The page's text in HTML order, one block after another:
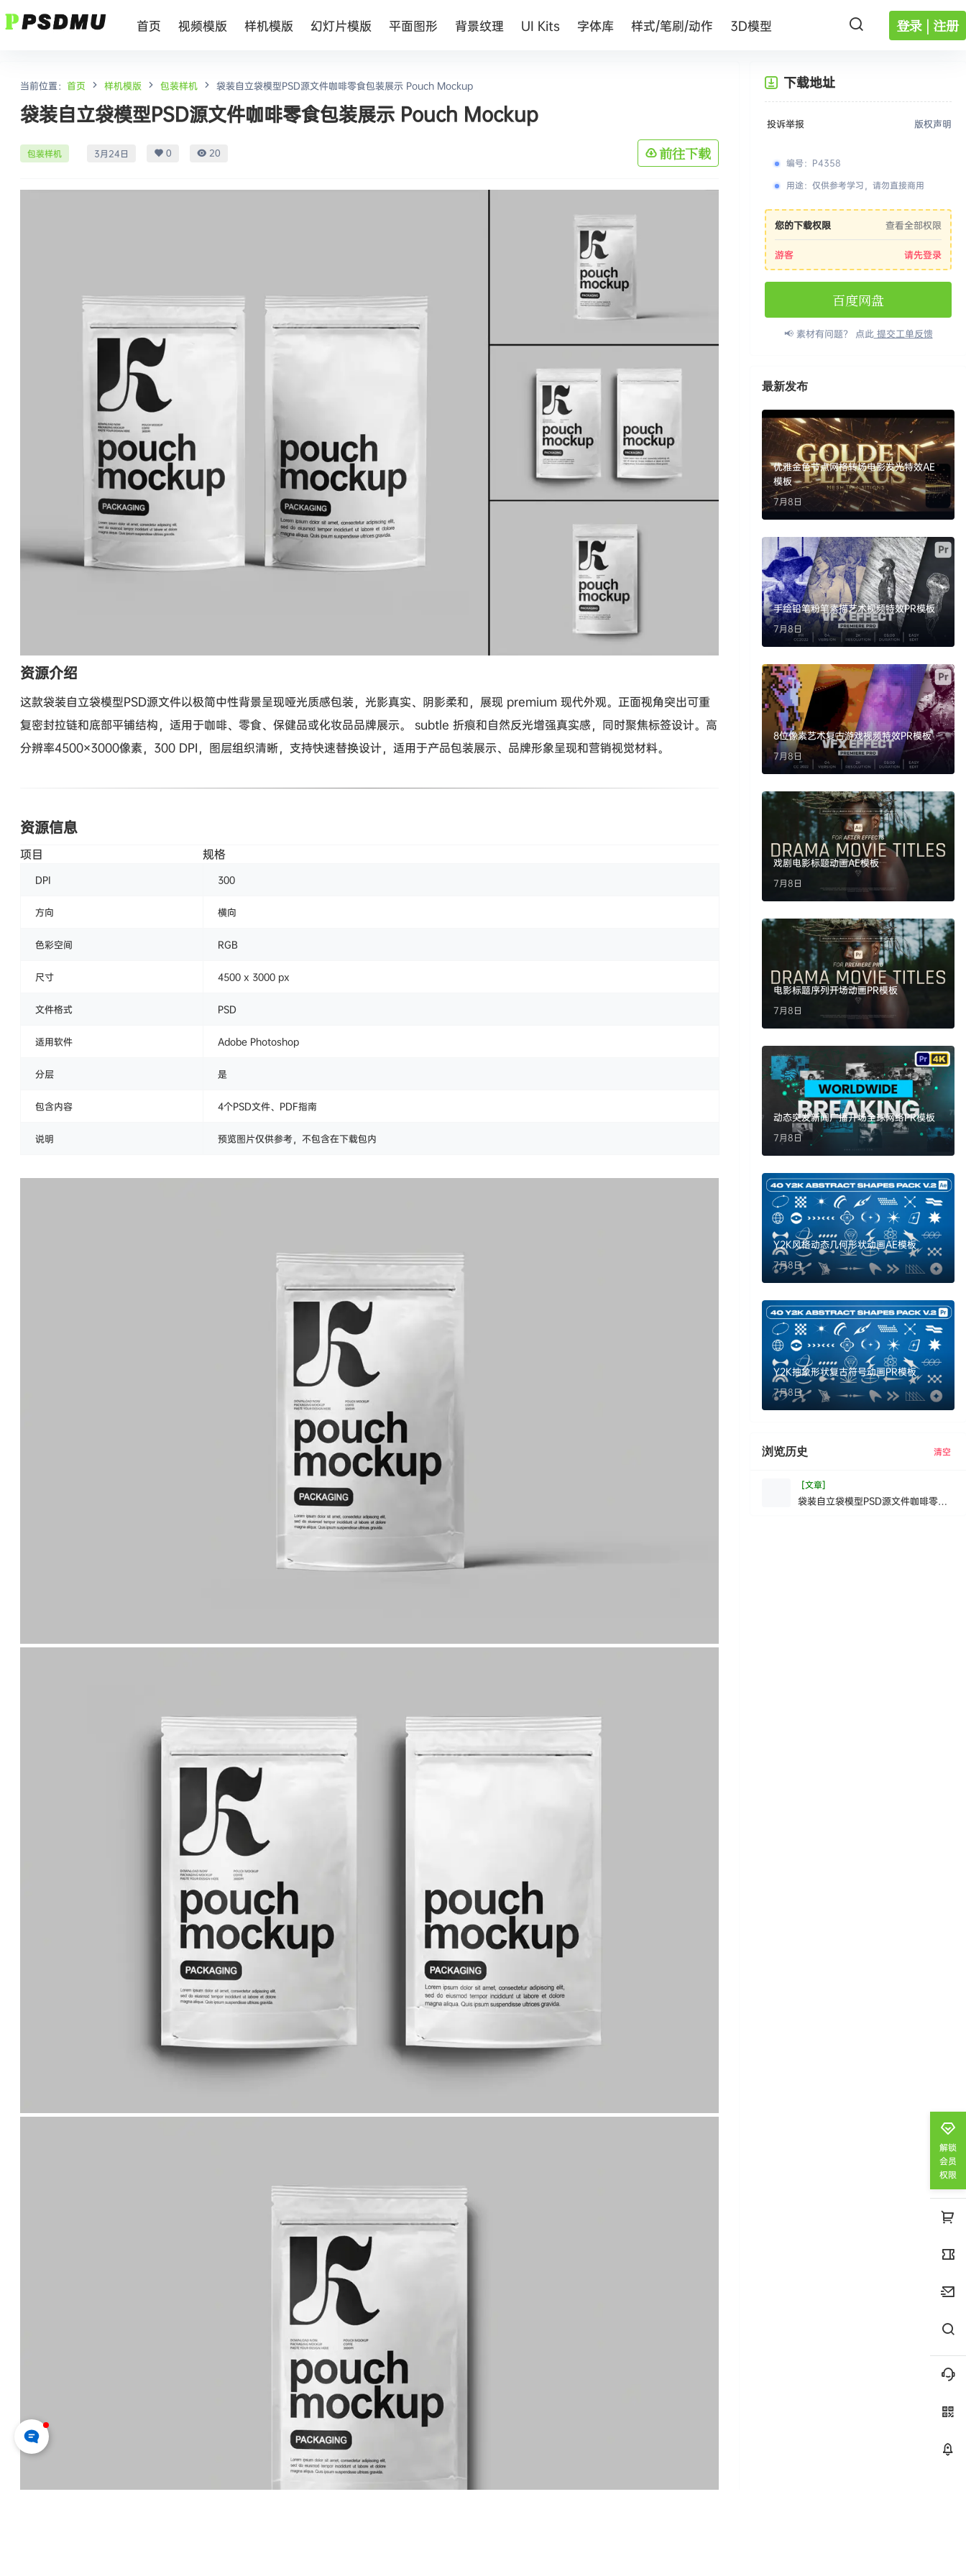
登录 | 注册
首页 视频模版 样机模版 幻灯片模版 平面图形 背景纹理 UI Kits 字体库 样式/笔刷/动作 3D模型
当前位置： 首页 样机模版 包装样机 袋装自立袋模型PSD源文件咖啡零食包装展示 Pouch Mockup
袋装自立袋模型PSD源文件咖啡零食包装展示 Pouch Mockup
包装样机 3月24日 0 20 前往下载
资源介绍
这款袋装自立袋模型PSD源文件以极简中性背景呈现哑光质感包装，光影真实、阴影柔和，展现 premium 现代外观。正面视角突出可重
复密封拉链和底部平铺结构，适用于咖啡、零食、保健品或化妆品品牌展示。 subtle 折痕和自然反光增强真实感，同时聚焦标签设计。高
分辨率4500×3000像素，300 DPI，图层组织清晰，支持快速替换设计，适用于产品包装展示、品牌形象呈现和营销视觉材料。
资源信息
项目 规格
DPI 300
方向 横向
色彩空间 RGB
尺寸 4500 x 3000 px
文件格式 PSD
适用软件 Adobe Photoshop
分层 是
包含内容 4个PSD文件、PDF指南
说明 预览图片仅供参考，不包含在下载包内
下载地址
投诉举报 版权声明
编号： P4358
用途： 仅供参考学习，请勿直接商用
您的下载权限 查看全部权限
游客 请先登录
百度网盘
📢 素材有问题？ 点此提交工单反馈
最新发布
优雅金色节点网格转场电影发光特效AE
模板
7月8日
手绘铅笔粉笔素描艺术视频特效PR模板
7月8日
8位像素艺术复古游戏视频特效PR模板
7月8日
戏剧电影标题动画AE模板
7月8日
电影标题序列开场动画PR模板
7月8日
动态突发新闻广播开场全球网络PR模板
7月8日
Y2K风格动态几何形状动画AE模板
7月8日
Y2K抽象形状复古符号动画PR模板
7月8日
浏览历史 清空
[文章]
袋装自立袋模型PSD源文件咖啡零食
解锁
会员
权限